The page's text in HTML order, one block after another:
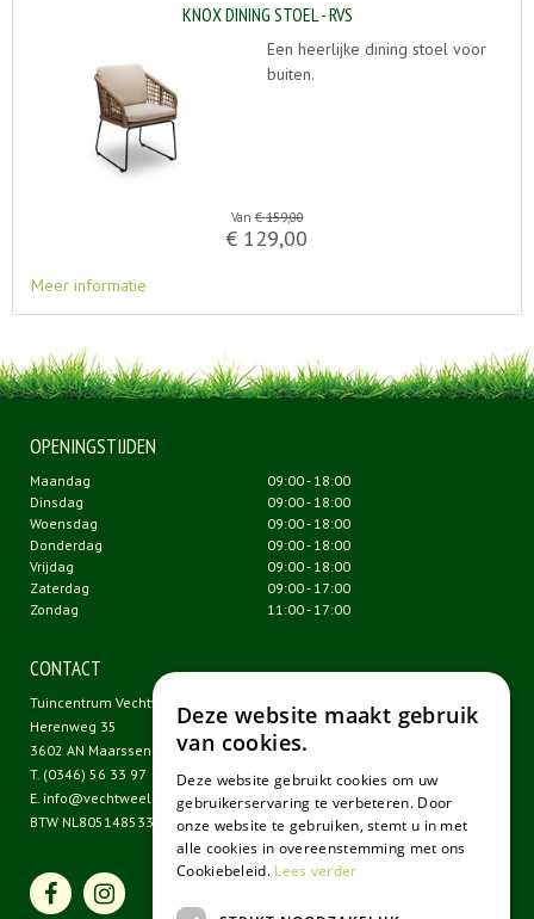
KNOX DINING STOEL - RVS
Een heerlijke dining stoel voor
buiten.
Van € 159,00
€ 129,00
Meer informatie
OPENINGSTIJDEN
Maandag
09:00 - 18:00
Dinsdag
09:00 - 18:00
Woensdag
09:00 - 18:00
Donderdag
09:00 - 18:00
Vrijdag
09:00 - 18:00
Zaterdag
09:00 - 17:00
Zondag
11:00 - 17:00
CONTACT
Tuincentrum Vechtweelde
Herenweg 35
3602 AN Maarssen
T. (0346) 56 33 97
E. info@vechtweelde.nl
BTW NL805148533B01
Deze website maakt gebruik
van cookies.
Deze website gebruikt cookies om uw
gebruikerservaring te verbeteren. Door
onze website te gebruiken, stemt u in met
alle cookies in overeenstemming met ons
Cookiebeleid. Lees verder